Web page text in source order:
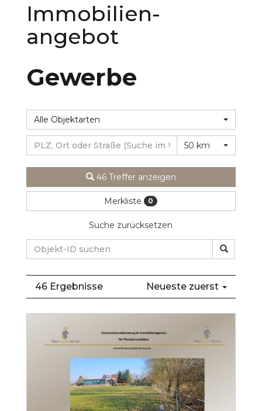
Immobilien­
angebot
Gewerbe
Alle Objektarten
50 km
46 Treffer anzeigen
Merkliste 0
Suche zurücksetzen
46 Ergebnisse Neueste zuerst